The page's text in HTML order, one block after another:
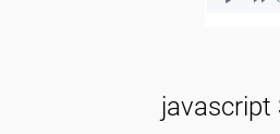
javascript